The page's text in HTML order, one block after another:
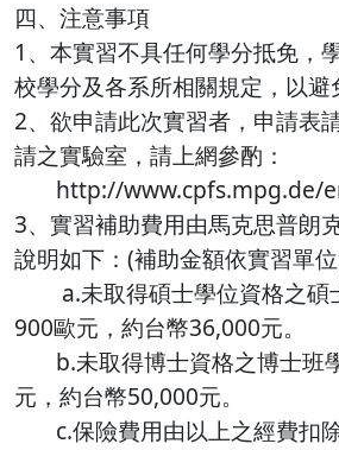
四、注意事項
1、本實習不具任何學分抵免，
校學分及各系所相關規定，以避
2、欲申請此次實習者，申請表
請之實驗室，請上網參酌：
http://www.cpfs.mpg.de/
3、實習補助費用由馬克思普朗
說明如下：(補助金額依實習單
a.未取得碩士學位資格之碩
900歐元，約台幣36,000元。
b.未取得博士資格之博士班
元，約台幣50,000元。
c.保險費用由以上之經費扣